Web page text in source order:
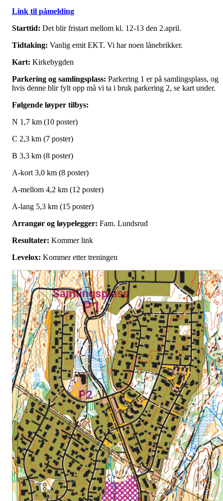
Link til påmelding
Starttid: Det blir fristart mellom kl. 12-13 den 2.april.
Tidtaking: Vanlig emit EKT. Vi har noen lånebrikker.
Kart: Kirkebygden
Parkering og samlingsplass: Parkering 1 er på samlingsplass, og
hvis denne blir fylt opp må vi ta i bruk parkering 2, se kart under.
Følgende løyper tilbys:
N 1,7 km (10 poster)
C 2,3 km (7 poster)
B 3,3 km (8 poster)
A-kort 3,0 km (8 poster)
A-mellom 4,2 km (12 poster)
A-lang 5,3 km (15 poster)
Arrangør og løypelegger: Fam. Lundsrud
Resultater: Kommer link
Levelox: Kommer etter treningen